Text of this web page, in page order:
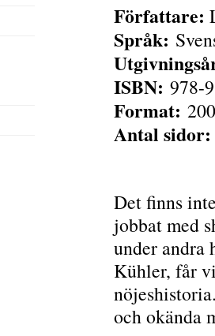
Författare:
Språk:
ISBN: 978-
Format:
Antal sidor:
Det finns
jobbat med
under andra
Kühler, får
och okända